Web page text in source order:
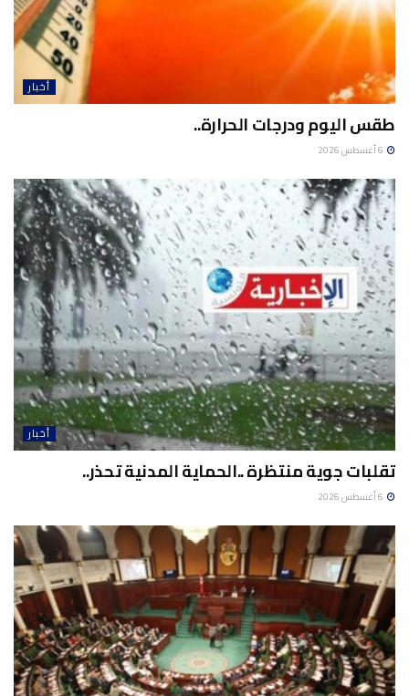
أخبار
طقس اليوم ودرجات الحرارة..
أخبار
تقلبات جوية منتظرة ..الحماية المدنية تحذر..